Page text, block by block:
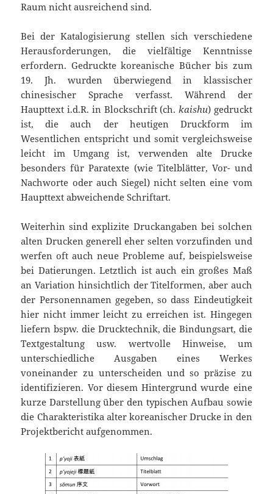
Raum nicht ausreichend sind.
Bei der Katalogisierung stellen sich verschiedene
Herausforderungen, die vielfältige Kenntnisse
erfordern. Gedruckte koreanische Bücher bis zum
19. Jh. wurden überwiegend in klassischer
chinesischer Sprache verfasst. Während der
Haupttext i.d.R. in Blockschrift (ch. kaishu) gedruckt
ist, die auch der heutigen Druckform im
Wesentlichen entspricht und somit vergleichsweise
leicht im Umgang ist, verwenden alte Drucke
besonders für Paratexte (wie Titelblätter, Vor- und
Nachworte oder auch Siegel) nicht selten eine vom
Haupttext abweichende Schriftart.
Weiterhin sind explizite Druckangaben bei solchen
alten Drucken generell eher selten vorzufinden und
werfen oft auch neue Probleme auf, beispielsweise
bei Datierungen. Letztlich ist auch ein großes Maß
an Variation hinsichtlich der Titelformen, aber auch
der Personennamen gegeben, so dass Eindeutigkeit
hier nicht immer leicht zu erreichen ist. Hingegen
liefern bspw. die Drucktechnik, die Bindungsart, die
Textgestaltung usw. wertvolle Hinweise, um
unterschiedliche Ausgaben eines Werkes
voneinander zu unterscheiden und so präzise zu
identifizieren. Vor diesem Hintergrund wurde eine
kurze Darstellung über den typischen Aufbau sowie
die Charakteristika alter koreanischer Drucke in den
Projektbericht aufgenommen.